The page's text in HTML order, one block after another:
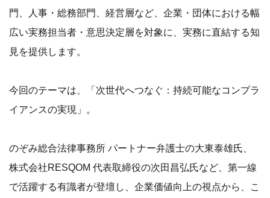
門、人事・総務部門、経営層など、企業・団体における幅
広い実務担当者・意思決定層を対象に、実務に直結する知
見を提供します。
今回のテーマは、「次世代へつなぐ：持続可能なコンプラ
イアンスの実現」。
のぞみ総合法律事務所 パートナー弁護士の大東泰雄氏、
株式会社RESQOM 代表取締役の次田昌弘氏など、第一線
で活躍する有識者が登壇し、企業価値向上の視点から、こ